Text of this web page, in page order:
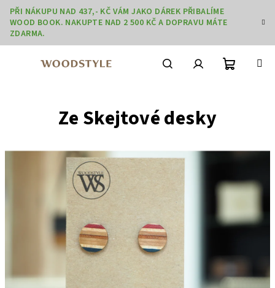
Přejít
obsah
PŘI NÁKUPU NAD 437,- KČ VÁM JAKO DÁREK PŘIBALÍME
WOOD BOOK. NAKUPTE NAD 2 500 KČ A DOPRAVU MÁTE
ZDARMA.
Ze Skejtové desky